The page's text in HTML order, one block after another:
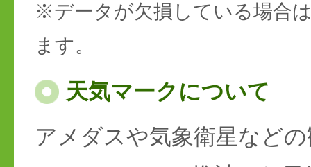
※データが欠損している場合
ます。
天気マークについて
アメダスや気象衛星など